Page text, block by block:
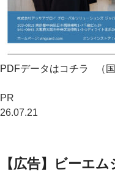
PDFデータはコチラ （
PR
26.07.21
【広告】ビーエ